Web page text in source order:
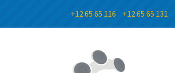
+12 65 65 116 +12 65 65 131
Przejdź
do
Przejdź
do